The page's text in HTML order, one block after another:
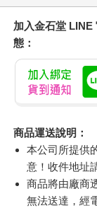
加入金石堂 LINE
態：
商品運送說明：
本公司所提供
意！收件地址
商品將由廠商
無法送達，經